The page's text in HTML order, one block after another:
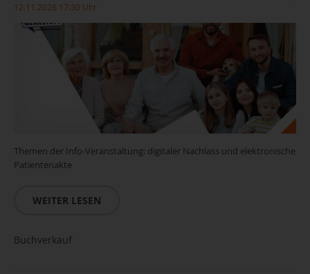
12.11.2026 17:30 Uhr
Themen der Info-Veranstaltung: digitaler Nachlass und elektronische
Patientenakte
WEITER LESEN
Buchverkauf